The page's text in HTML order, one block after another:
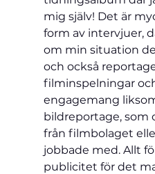
mig själv! Det är
form av intervjuer,
om min situation
och också
filminspelningar
engagemang
bildreportage, som
från filmbolaget
jobbade med. Allt
publicitet för det